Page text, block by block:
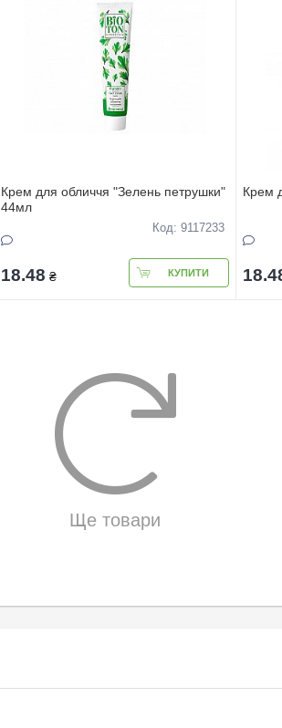
Крем для обличчя "Зелень петрушки"
44мл
Код: 9117233
18.48 ₴ КУПИТИ
Крем
Ще товари